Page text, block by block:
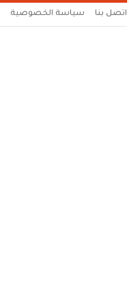
اتصل بنا سياسة الخصوصية